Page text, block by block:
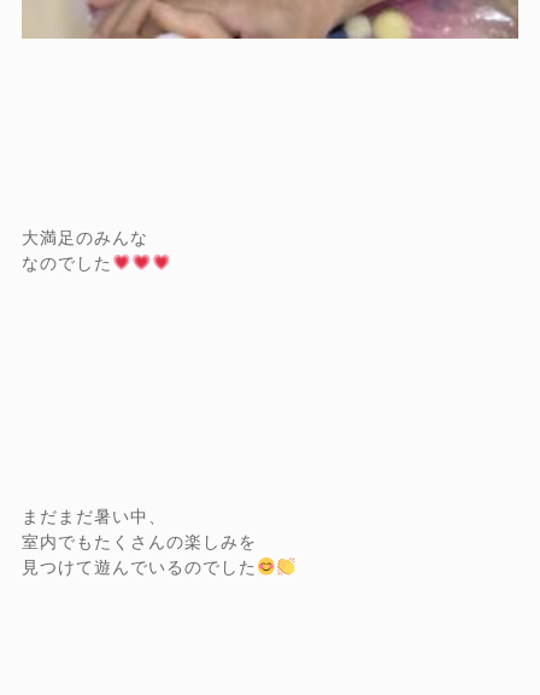
大満足のみんな
なのでした
まだまだ暑い中、
室内でもたくさんの楽しみを
見つけて遊んでいるのでした